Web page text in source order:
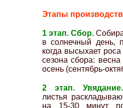
Этапы
1 этап. Сбор.
в солнечный день,
когда высыхает
сезона сбора:
осень (сентябрь-
2 этап. Увядание.
листья
на 15-30 минут